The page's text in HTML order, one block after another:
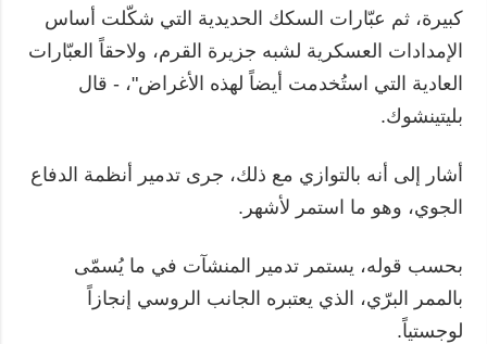
كبيرة، ثم عبّارات السكك الحديدية التي شكّلت أساس
الإمدادات العسكرية لشبه جزيرة القرم، ولاحقاً العبّارات
العادية التي استُخدمت أيضاً لهذه الأغراض"، - قال
بليتينشوك.
أشار إلى أنه بالتوازي مع ذلك، جرى تدمير أنظمة الدفاع
الجوي، وهو ما استمر لأشهر.
بحسب قوله، يستمر تدمير المنشآت في ما يُسمّى
بالممر البرّي، الذي يعتبره الجانب الروسي إنجازاً
لوجستياً.